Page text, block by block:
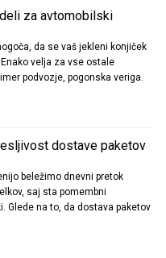
za avtomobilski
da se vaš jekleni konjiček
velja za vse ostale
podvozje, pogonska veriga.
dostave paketov
beležimo dnevni pretok
saj sta pomembni
Glede na to, da dostava paketov